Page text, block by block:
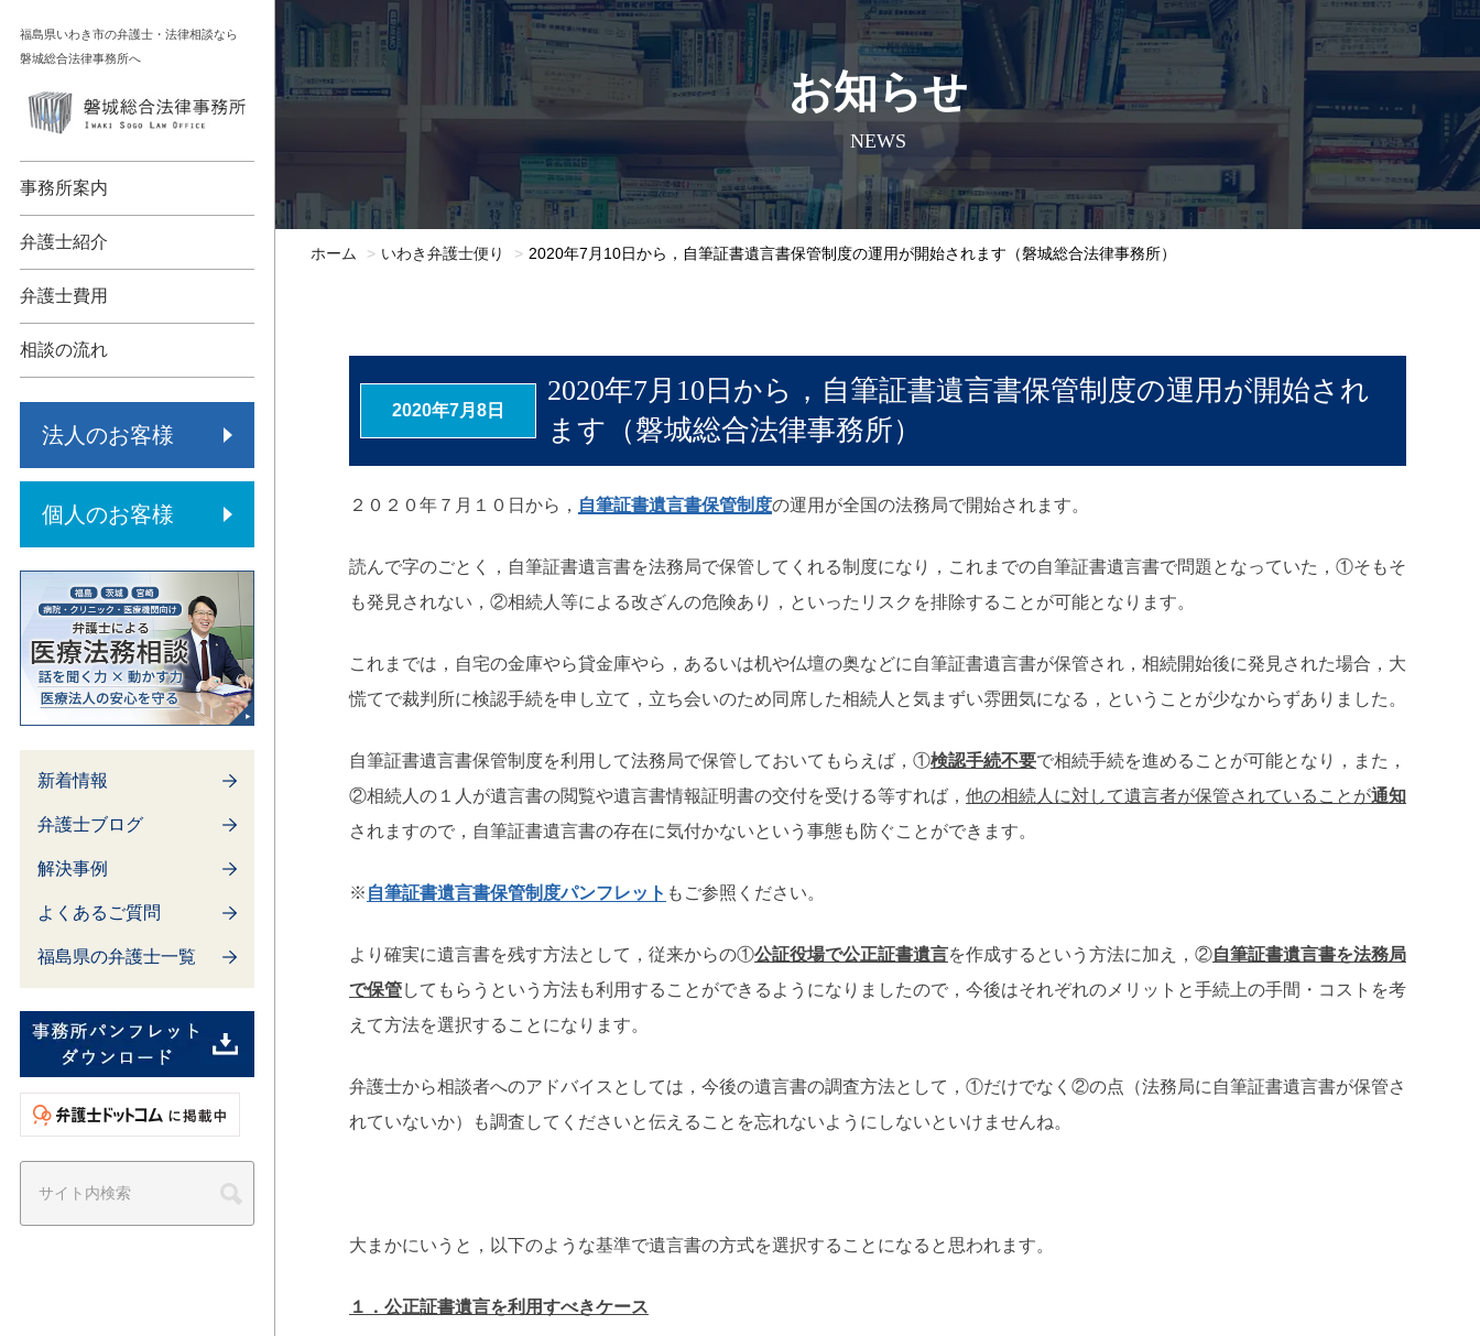
福島県いわき市の弁護士・法律相談なら
磐城総合法律事務所へ
事務所案内
弁護士紹介
弁護士費用
相談の流れ
法人のお客様
各種法人支援
保険代理店監査
倒産・再生
内部通報制度
個人のお客様
債務整理
新着情報
弁護士ブログ
解決事例
よくあるご質問
福島県の弁護士一覧
お知らせ
NEWS
ホーム いわき弁護士便り 2020年7月10日から，自筆証書遺言書保管制度の運用が開始されます（磐城総合法律事務所）
2020年7月8日
2020年7月10日から，自筆証書遺言書保管制度の運用が開始され
ます（磐城総合法律事務所）
２０２０年７月１０日から， 自筆証書遺言書保管制度の運用が全国の法務局で開始されます。
読んで字のごとく，自筆証書遺言書を法務局で保管してくれる制度になり，これまでの自筆証書遺言書で問題となっていた，①そもそ
も発見されない，②相続人等による改ざんの危険あり，といったリスクを排除することが可能となります。
これまでは，自宅の金庫やら貸金庫やら，あるいは机や仏壇の奥などに自筆証書遺言書が保管され，相続開始後に発見された場合，大
慌てで裁判所に検認手続を申し立て，立ち会いのため同席した相続人と気まずい雰囲気になる，ということが少なからずありました。
自筆証書遺言書保管制度を利用して法務局で保管しておいてもらえば，①検認手続不要で相続手続を進めることが可能となり，また，
②相続人の１人が遺言書の閲覧や遺言書情報証明書の交付を受ける等すれば， 他の相続人に対して遺言者が保管されていることが通知
されますので，自筆証書遺言書の存在に気付かないという事態も防ぐことができます。
※ 自筆証書遺言書保管制度パンフレット もご参照ください。
より確実に遺言書を残す方法として，従来からの①公証役場で公正証書遺言を作成するという方法に加え，②自筆証書遺言書を法務局
で保管してもらうという方法も利用することができるようになりましたので，今後はそれぞれのメリットと手続上の手間・コストを考
えて方法を選択することになります。
弁護士から相談者へのアドバイスとしては，今後の遺言書の調査方法として，①だけでなく②の点（法務局に自筆証書遺言書が保管さ
れていないか）も調査してくださいと伝えることを忘れないようにしないといけませんね。
大まかにいうと，以下のような基準で遺言書の方式を選択することになると思われます。
１．公正証書遺言を利用すべきケース